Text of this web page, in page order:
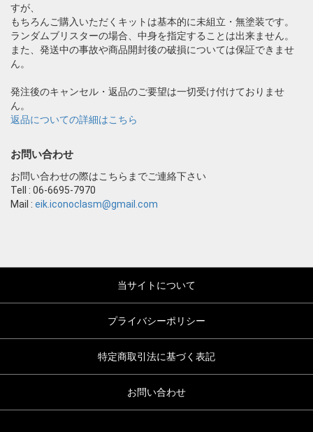
すが、
もちろんご購入いただくキットは基本的に未組立・無塗装です。
ランダムブリスターの場合、中身を指定することは出来ません。
また、発送中の事故や商品開封後の破損については保証できませ
ん。
発注後のキャンセル・返品のご要望は一切受け付けておりませ
ん。
返品についての詳細はこちら
お問い合わせ
お問い合わせの際はこちらまでご連絡下さい
Tell : 06-6695-7970
Mail : eik.iconoclasm@gmail.com
当サイトについて
プライバシーポリシー
特定商取引法に基づく表記
お問い合わせ